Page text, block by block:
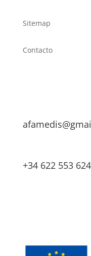
Sitemap
Contacto
+34 622 553 624